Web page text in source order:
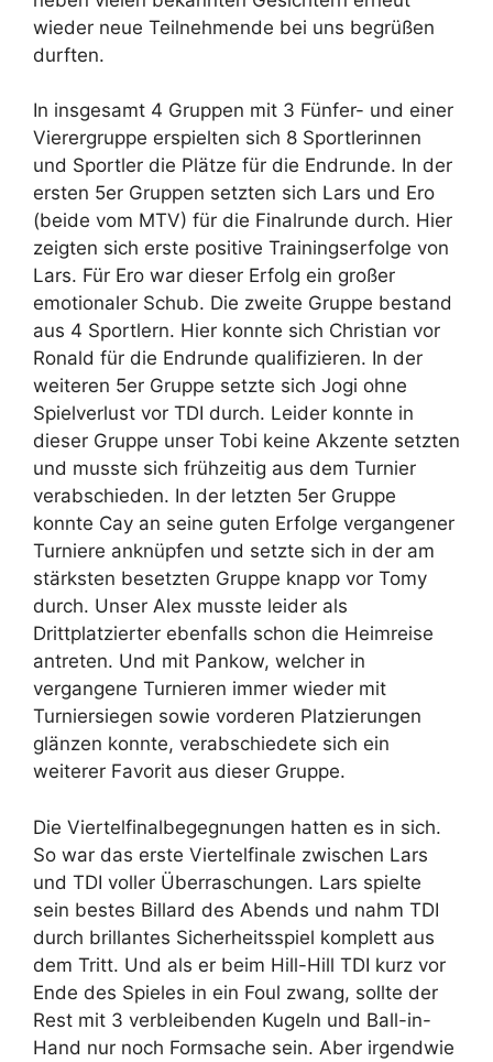
wieder neue Teilnehmende bei uns begrüßen
durften.
In insgesamt 4 Gruppen mit 3 Fünfer- und einer
Vierergruppe erspielten sich 8 Sportlerinnen
und Sportler die Plätze für die Endrunde. In der
ersten 5er Gruppen setzten sich Lars und Ero
(beide vom MTV) für die Finalrunde durch. Hier
zeigten sich erste positive Trainingserfolge von
Lars. Für Ero war dieser Erfolg ein großer
emotionaler Schub. Die zweite Gruppe bestand
aus 4 Sportlern. Hier konnte sich Christian vor
Ronald für die Endrunde qualifizieren. In der
weiteren 5er Gruppe setzte sich Jogi ohne
Spielverlust vor TDI durch. Leider konnte in
dieser Gruppe unser Tobi keine Akzente setzten
und musste sich frühzeitig aus dem Turnier
verabschieden. In der letzten 5er Gruppe
konnte Cay an seine guten Erfolge vergangener
Turniere anknüpfen und setzte sich in der am
stärksten besetzten Gruppe knapp vor Tomy
durch. Unser Alex musste leider als
Drittplatzierter ebenfalls schon die Heimreise
antreten. Und mit Pankow, welcher in
vergangene Turnieren immer wieder mit
Turniersiegen sowie vorderen Platzierungen
glänzen konnte, verabschiedete sich ein
weiterer Favorit aus dieser Gruppe.
Die Viertelfinalbegegnungen hatten es in sich.
So war das erste Viertelfinale zwischen Lars
und TDI voller Überraschungen. Lars spielte
sein bestes Billard des Abends und nahm TDI
durch brillantes Sicherheitsspiel komplett aus
dem Tritt. Und als er beim Hill-Hill TDI kurz vor
Ende des Spieles in ein Foul zwang, sollte der
Rest mit 3 verbleibenden Kugeln und Ball-in-
Hand nur noch Formsache sein. Aber irgendwie